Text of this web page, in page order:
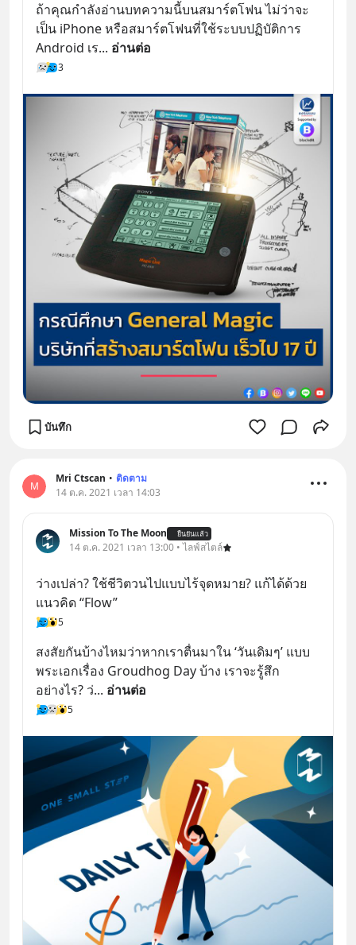
ถ้าคุณกำลังอ่านบทความนี้บนสมาร์ตโฟน ไม่ว่าจะ
เป็น iPhone หรือสมาร์ตโฟนที่ใช้ระบบปฏิบัติการ
Android เร... อ่านต่อ
3
บันทึก
M
Mri Ctscan • ติดตาม
14 ต.ค. 2021 เวลา 14:03
Mission To The Moon ยืนยันแล้ว
14 ต.ค. 2021 เวลา 13:00 • ไลฟ์สไตล์
ว่างเปล่า? ใช้ชีวิตวนไปแบบไร้จุดหมาย? แก้ได้ด้วย
แนวคิด “Flow”
5
สงสัยกันบ้างไหมว่าหากเราตื่นมาใน ‘วันเดิมๆ’ แบบ
พระเอกเรื่อง Groudhog Day บ้าง เราจะรู้สึก
อย่างไร? ว่... อ่านต่อ
5